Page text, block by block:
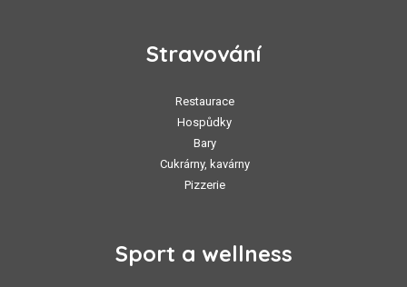
Stravování
Restaurace
Hospůdky
Bary
Cukrárny, kavárny
Pizzerie
Sport a wellness